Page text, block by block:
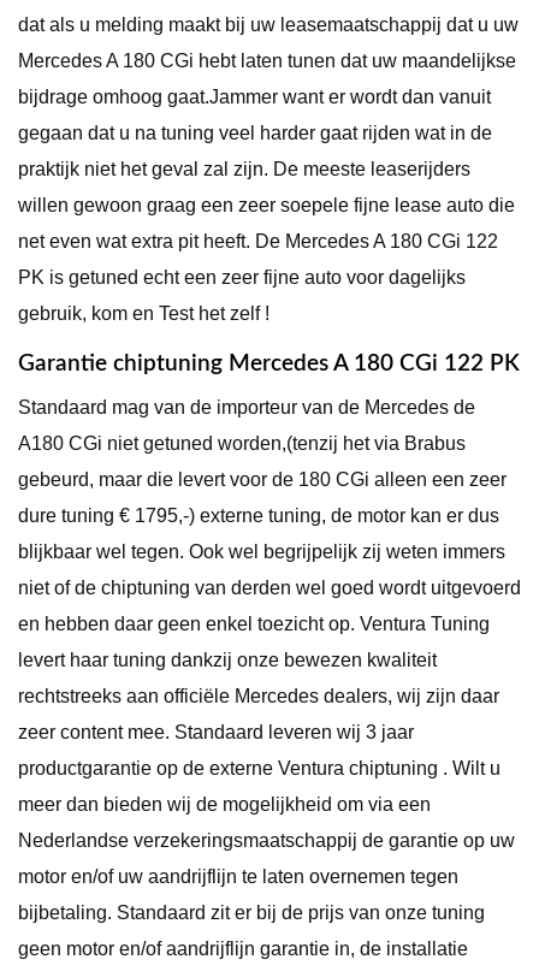
dat als u melding maakt bij uw leasemaatschappij dat u uw
Mercedes A 180 CGi hebt laten tunen dat uw maandelijkse
bijdrage omhoog gaat.Jammer want er wordt dan vanuit
gegaan dat u na tuning veel harder gaat rijden wat in de
praktijk niet het geval zal zijn. De meeste leaserijders
willen gewoon graag een zeer soepele fijne lease auto die
net even wat extra pit heeft. De Mercedes A 180 CGi 122
PK is getuned echt een zeer fijne auto voor dagelijks
gebruik, kom en Test het zelf !
Garantie chiptuning Mercedes A 180 CGi 122 PK
Standaard mag van de importeur van de Mercedes de
A180 CGi niet getuned worden,(tenzij het via Brabus
gebeurd, maar die levert voor de 180 CGi alleen een zeer
dure tuning € 1795,-) externe tuning, de motor kan er dus
blijkbaar wel tegen. Ook wel begrijpelijk zij weten immers
niet of de chiptuning van derden wel goed wordt uitgevoerd
en hebben daar geen enkel toezicht op. Ventura Tuning
levert haar tuning dankzij onze bewezen kwaliteit
rechtstreeks aan officiële Mercedes dealers, wij zijn daar
zeer content mee. Standaard leveren wij 3 jaar
productgarantie op de externe Ventura chiptuning . Wilt u
meer dan bieden wij de mogelijkheid om via een
Nederlandse verzekeringsmaatschappij de garantie op uw
motor en/of uw aandrijflijn te laten overnemen tegen
bijbetaling. Standaard zit er bij de prijs van onze tuning
geen motor en/of aandrijflijn garantie in, de installatie